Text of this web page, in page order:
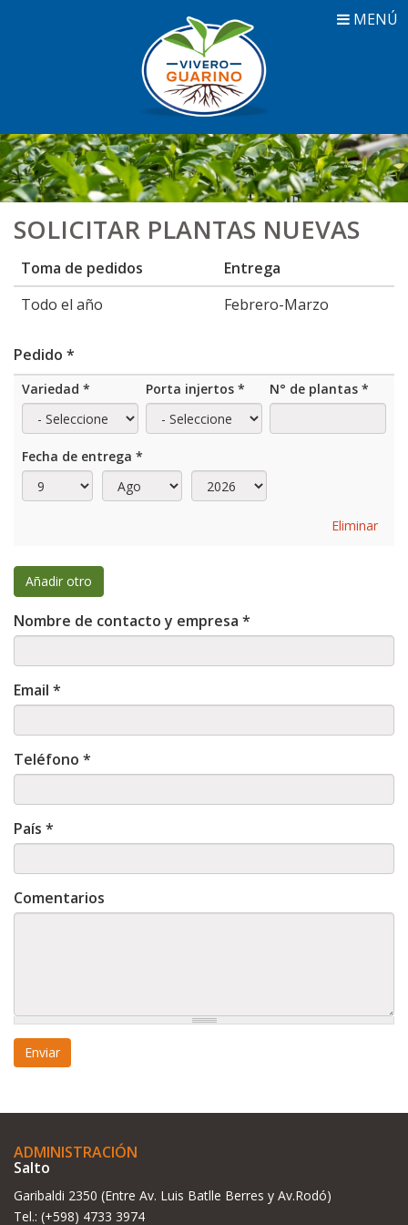
MENÚ
SOLICITAR PLANTAS NUEVAS
Toma de pedidos
Entrega
Todo el año
Febrero-Marzo
Pedido *
Variedad* Porta injertos * N° de plantas *
Fecha de entrega*
Día
Mes Año
Eliminar
Añadir otro
Nombre de contacto y empresa *
Email *
Teléfono *
País *
Comentarios
Enviar
ADMINISTRACIÓN
Salto
Garibaldi 2350 (Entre Av. Luis Batlle Berres y Av.Rodó)
Tel.: (+598) 4733 3974